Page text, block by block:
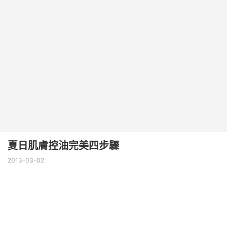
夏日肌膚控油完美四步驟
2013-03-02